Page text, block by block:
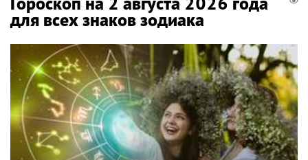
для всех знаков зодиака